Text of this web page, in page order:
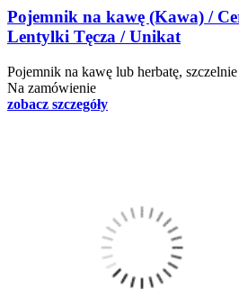
Pojemnik na kawę (Kawa) /
Lentylki Tęcza / Unikat
Pojemnik na kawę lub herbatę,
Na zamówienie
zobacz szczegóły